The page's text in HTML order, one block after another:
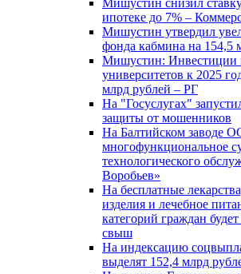
Мишустин снизил
ипотеке до 7% –
Мишустин утвердил
фонда кабмина на 154,5
Мишустин: Инвестиции
университетов к 2025
млрд рублей – РГ
На "Госуслугах"
защиты от мошенников
На Балтийском заводе
многофункциональное
технологического
Воробьев»
На бесплатные
изделия и лечебное
категорий граждан
свыш
На индексацию
выделят 152,4 млрд